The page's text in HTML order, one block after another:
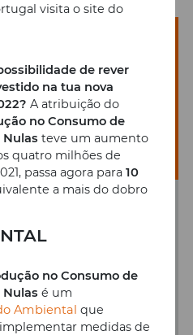
visita o site do
de rever
na tua nova
A atribuição do
no Consumo de
Nulas teve um aumento
quatro milhões de
passa agora para10
a mais do dobro
no Consumo de
Nulas é um
Ambiental que
medidas de
pela mítica N2
prestes a chegar às